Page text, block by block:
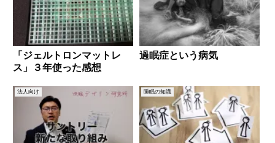
「ジェルトロンマットレ
ス」３年使った感想
過眠症という病気
法人向け 睡眠の知識